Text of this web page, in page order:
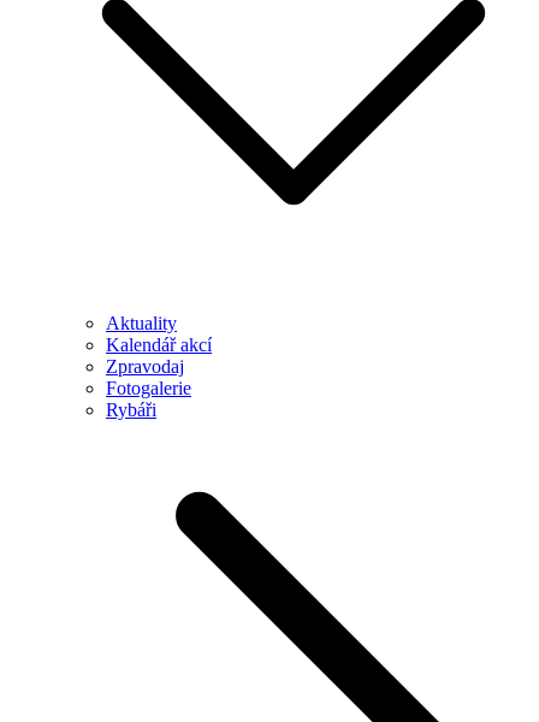
Aktuality
Kalendář akcí
Zpravodaj
Fotogalerie
Rybáři